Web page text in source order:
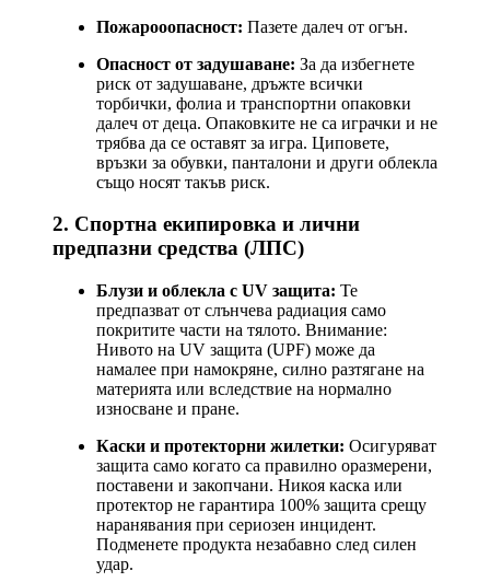
Пожарооопасност: Пазете далеч от огън.
Опасност от задушаване: За да избегнете
риск от задушаване, дръжте всички
торбички, фолиа и транспортни опаковки
далеч от деца. Опаковките не са играчки и не
трябва да се оставят за игра. Циповете,
връзки за обувки, панталони и други облекла
също носят такъв риск.
2. Спортна екипировка и лични
предпазни средства (ЛПС)
Блузи и облекла с UV защита: Те
предпазват от слънчева радиация само
покритите части на тялото. Внимание:
Нивото на UV защита (UPF) може да
намалее при намокряне, силно разтягане на
материята или вследствие на нормално
износване и пране.
Каски и протекторни жилетки: Осигуряват
защита само когато са правилно оразмерени,
поставени и закопчани. Никоя каска или
протектор не гарантира 100% защита срещу
наранявания при сериозен инцидент.
Подменете продукта незабавно след силен
удар.